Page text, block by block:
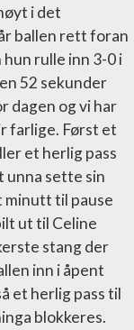
i det
ballen rett foran
rulle inn 3-0 i
52 sekunder
dagen og vi har
farlige. Først et
et herlig pass
unna sette sin
minutt til pause
ut til Celine
stang der
inn i åpent
et herlig pass til
blokkeres.